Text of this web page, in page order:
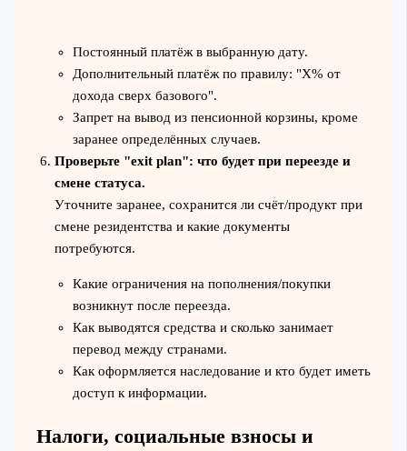
Постоянный платёж в выбранную дату.
Дополнительный платёж по правилу: "X% от
дохода сверх базового".
Запрет на вывод из пенсионной корзины, кроме
заранее определённых случаев.
Проверьте "exit plan": что будет при переезде и
смене статуса.
Уточните заранее, сохранится ли счёт/продукт при
смене резидентства и какие документы
потребуются.
Какие ограничения на пополнения/покупки
возникнут после переезда.
Как выводятся средства и сколько занимает
перевод между странами.
Как оформляется наследование и кто будет иметь
доступ к информации.
Налоги, социальные взносы и